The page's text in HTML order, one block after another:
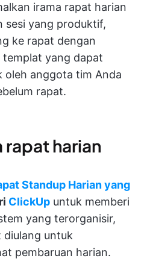
irama rapat harian
sesi yang produktif,
ke rapat dengan
templat yang dapat
oleh anggota tim Anda
rapat.
rapat harian
Standup Harian yang
ClickUp untuk memberi
yang terorganisir,
untuk
pembaruan harian.